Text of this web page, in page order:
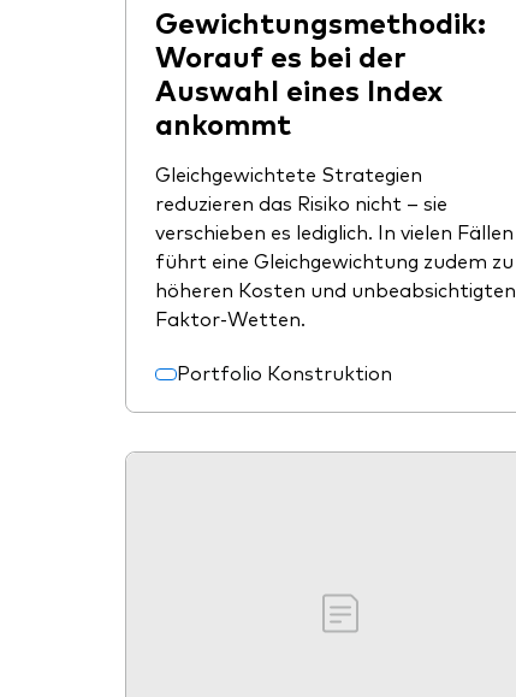
Gewichtungsmethodik:
Worauf es bei der
Auswahl eines Index
ankommt
Gleichgewichtete Strategien
reduzieren das Risiko nicht – sie
verschieben es lediglich. In vielen Fällen
führt eine Gleichgewichtung zudem zu
höheren Kosten und unbeabsichtigten
Faktor-Wetten.
Portfolio Konstruktion